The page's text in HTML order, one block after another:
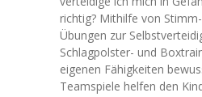
Eltern
-- Informationen für
richtig? Mithilfe von
Übungen zur
Schlagpolster- und
eigenen Fähigkeiten
Teamspiele helfen den